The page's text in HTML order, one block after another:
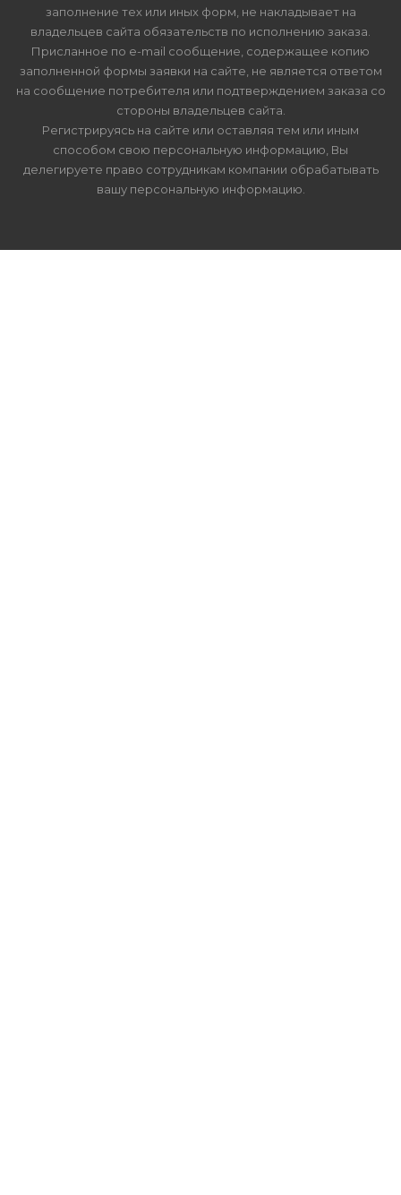
заполнение тех или иных форм, не накладывает на
владельцев сайта обязательств по исполнению заказа.
Присланное по e-mail сообщение, содержащее копию
заполненной формы заявки на сайте, не является ответом
на сообщение потребителя или подтверждением заказа со
стороны владельцев сайта.
Регистрируясь на сайте или оставляя тем или иным
способом свою персональную информацию, Вы
делегируете право сотрудникам компании обрабатывать
вашу персональную информацию.